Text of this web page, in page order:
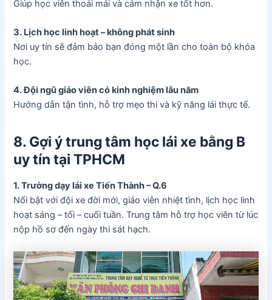
Giúp học viên thoải mái và cảm nhận xe tốt hơn.
3. Lịch học linh hoạt – không phát sinh
Nơi uy tín sẽ đảm bảo bạn đóng một lần cho toàn bộ khóa
học.
4. Đội ngũ giáo viên có kinh nghiệm lâu năm
Hướng dẫn tận tình, hỗ trợ mẹo thi và kỹ năng lái thực tế.
8. Gợi ý trung tâm học lái xe bằng B
uy tín tại TPHCM
1. Trường dạy lái xe Tiến Thành – Q.6
Nổi bật với đội xe đời mới, giáo viên nhiệt tình, lịch học linh
hoạt sáng – tối – cuối tuần. Trung tâm hỗ trợ học viên từ lúc
nộp hồ sơ đến ngày thi sát hạch.